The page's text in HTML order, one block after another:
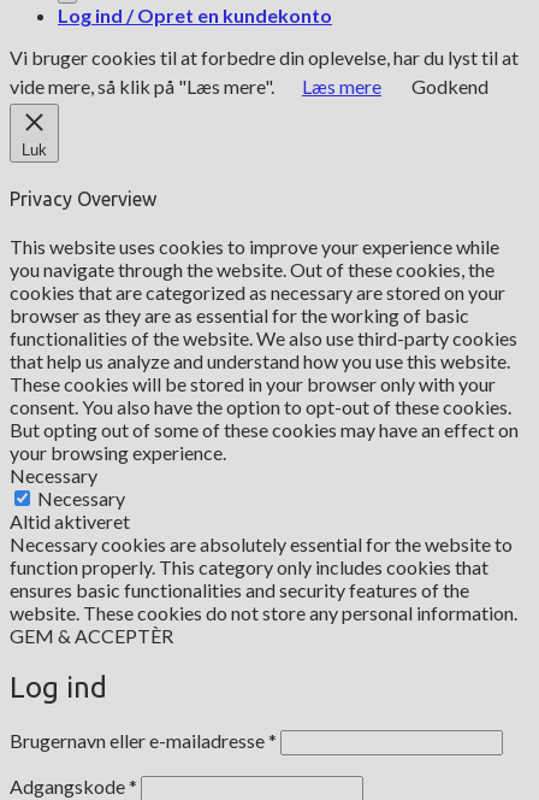
Log ind / Opret en kundekonto
Vi bruger cookies til at forbedre din oplevelse, har du lyst til at
vide mere, så klik på "Læs mere".
Læs mere Godkend
Luk
Privacy Overview
This website uses cookies to improve your experience while
you navigate through the website. Out of these cookies, the
cookies that are categorized as necessary are stored on your
browser as they are as essential for the working of basic
functionalities of the website. We also use third-party cookies
that help us analyze and understand how you use this website.
These cookies will be stored in your browser only with your
consent. You also have the option to opt-out of these cookies.
But opting out of some of these cookies may have an effect on
your browsing experience.
Necessary
Necessary
Altid aktiveret
Necessary cookies are absolutely essential for the website to
function properly. This category only includes cookies that
ensures basic functionalities and security features of the
website. These cookies do not store any personal information.
GEM & ACCEPTÈR
Log ind
Brugernavn eller e-mailadresse* Påkrævet
Adgangskode* Påkrævet